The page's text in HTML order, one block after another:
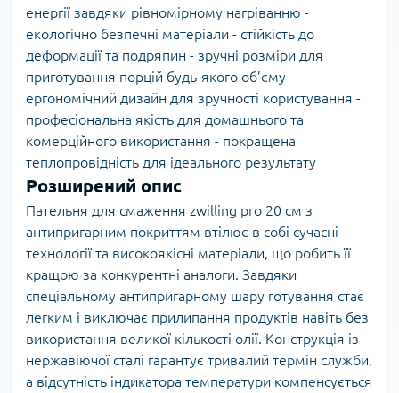
енергії завдяки рівномірному нагріванню -
екологічно безпечні матеріали - стійкість до
деформації та подряпин - зручні розміри для
приготування порцій будь-якого об’єму -
ергономічний дизайн для зручності користування -
професіональна якість для домашнього та
комерційного використання - покращена
теплопровідність для ідеального результату
Розширений опис
Пательня для смаження zwilling pro 20 см з
антипригарним покриттям втілює в собі сучасні
технології та високоякісні матеріали, що робить її
кращою за конкурентні аналоги. Завдяки
спеціальному антипригарному шару готування стає
легким і виключає прилипання продуктів навіть без
використання великої кількості олії. Конструкція із
нержавіючої сталі гарантує тривалий термін служби,
а відсутність індикатора температури компенсується